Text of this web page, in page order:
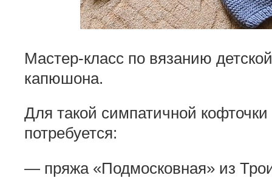
Мастер-класс по вязанию
капюшона.
Для такой симпатичной
потребуется:
— пряжа «Подмосковная» из